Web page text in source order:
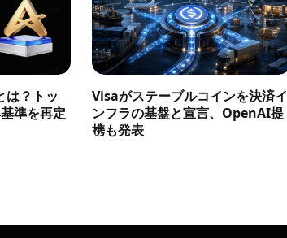
？トッ
準を再定
Visaがステーブルコインを決済イ
ンフラの基盤と宣言、OpenAI提
携も発表